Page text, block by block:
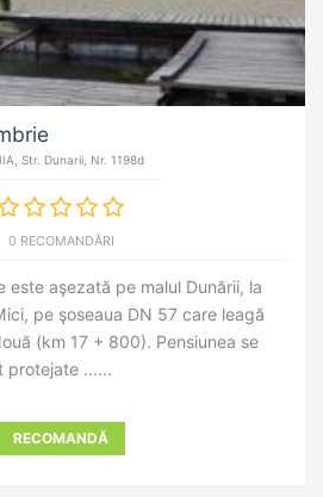
Str. Dunarii, Nr. 1198d
0 RECOMANDĂRI
este aşezată pe malul Dunării, la
pe şoseaua DN 57 care leagă
(km 17 + 800). Pensiunea se
protejate ......
RECOMANDĂ